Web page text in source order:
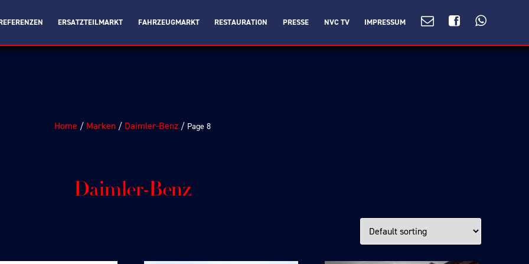
ERSATZTEILMARKT FAHRZEUGMARKT RESTAURATION PRESSE NVC TV IMPRESSUM
Home / Marken/ Daimler-Benz/ Page 8
Daimler-Benz